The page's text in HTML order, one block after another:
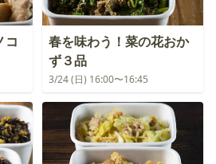
コ
春を味わう！菜の花おか
ず３品
3/24 (日) 16:00〜16:45